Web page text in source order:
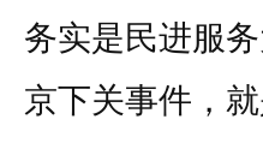
务实是民进服
京下关事件，